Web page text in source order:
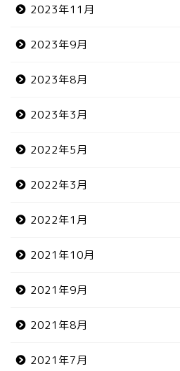
2023年11月
2023年9月
2023年8月
2023年3月
2022年5月
2022年3月
2022年1月
2021年10月
2021年9月
2021年8月
2021年7月